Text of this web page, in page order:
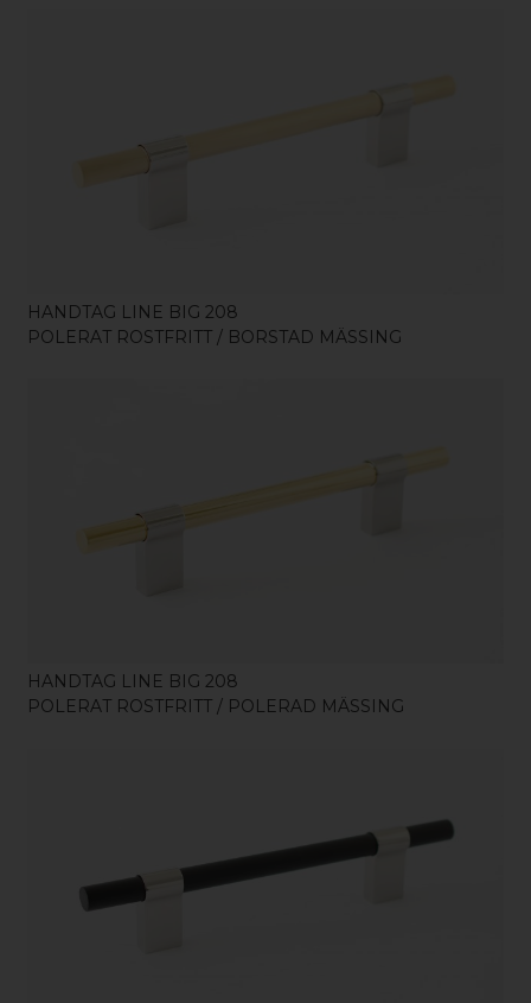
HANDTAG LINE BIG 208
POLERAT ROSTFRITT / BORSTAD MÄSSING
HANDTAG LINE BIG 208
POLERAT ROSTFRITT / POLERAD MÄSSING